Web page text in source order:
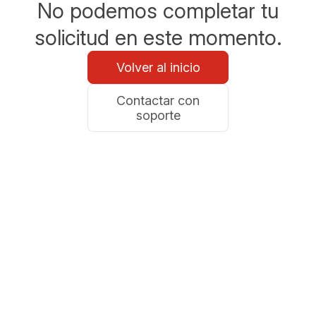
No podemos completar tu
solicitud en este momento.
Volver al inicio
Contactar con
soporte